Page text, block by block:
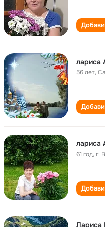
лариса
56 лет,
лариса
61 год,г.
Лариса